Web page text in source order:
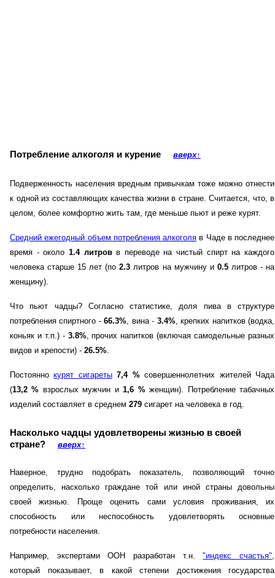
Потребление алкоголя и курение вверх↑
Подверженность населения вредным привычкам тоже можно отнести
к одной из составляющих качества жизни в стране. Считается, что, в
целом, более комфортно жить там, где меньше пьют и реже курят.
Средний ежегодный объем потребления алкоголя в Чаде в последнее
время - около 1.4 литровв переводе на чистый спирт на каждого
человека старше 15 лет (по2.3 литров на мужчину и 0.5литров - на
женщину).
Что пьют чадцы? Согласно статистике, доля пива в структуре
потребления спиртного -66.3%, вина - 3.4%, крепких напитков (водка,
коньяк и т.п.) - 3.8%, прочих напитков (включая самодельные разных
видов и крепости) - 26.5%.
Постояннокурят сигареты 7,4 %совершеннолетних жителей Чада
(13,2 % взрослых мужчин и1,6 %женщин). Потребление табачных
изделий составляет в среднем 279 сигарет на человека в год.
Насколько чадцы удовлетворены жизнью в своей
стране? вверх↑
Наверное, трудно подобрать показатель, позволяющий точно
определить, насколько граждане той или иной страны довольны
своей жизнью. Проще оценить сами условия проживания, их
способность или неспособность удовлетворять основные
потребности населения.
Например, экспертами ООН разработан т.н."индекс счастья",
который показывает, в какой степени достижения государства